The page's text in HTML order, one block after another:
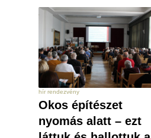
hír rendezvény
Okos építészet
nyomás alatt – ezt